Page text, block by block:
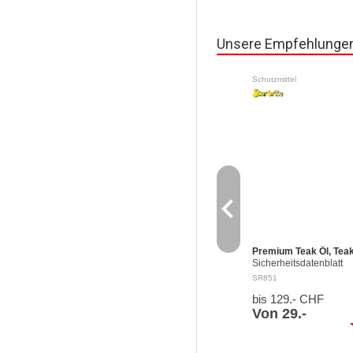
Unsere
Schutzmittel
Premium Teak Öl,
Sicherheitsdatenblatt
Signalwort : Gefahr
Eindringen in die
Atemwege tödlich sein.
EUH066 Wiederholter
SR851
bis 129.- CHF
Von 29.-
navigate_before